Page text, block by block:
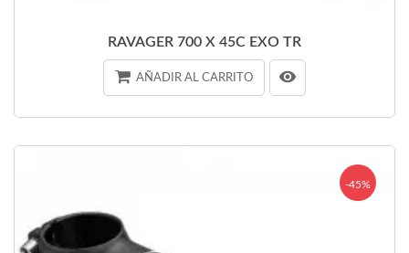
RAVAGER 700 X 45C EXO TR
AÑADIR AL CARRITO
-45%